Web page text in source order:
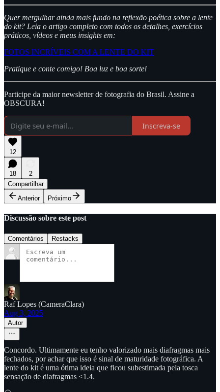
Quer mergulhar ainda mais fundo na reflexão poética sobre a lente
do kit? Leia o artigo completo com todos os detalhes, exercícios
práticos, vídeos e meus insights em:
FOTOS INCRÍVEIS COM A LENTE DO KIT
Pratique e conte comigo! Boa luz e boa sorte!
Participe da maior newsletter de fotografia do Brasil. Assine a
OBSCURA!
Inscreva-se
12
18
2
Compartilhar
Anterior
Próximo
Discussão sobre este post
Comentários Restacks
Raf Lopes (CameraClara)
Aug 3, 2025
Autor
Concordo. Ultimamente eu tenho valorizado mais diafragmas mais
fechados, por achar que isso é sinal de maturidade fotográfica. A
lente do kit é uma ótima ideia que ficou subestimada pela tosca
sensação de diafragmas <1.4.